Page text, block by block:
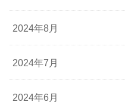
2024年8月
2024年7月
2024年6月